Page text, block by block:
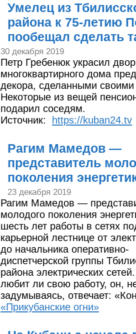
Умелец из
района к 75-летию
пообещал сделать
30 декабря 2019
Петр Гребенюк украсил двор
многоквартирного дома
декора, сделанными
Некоторые из вещей
подарил соседям.
Источник:
https://kuban24.tv
Рагим Мамедов —
представитель
поколения
23 декабря 2019
Рагим Мамедов —
молодого поколения
шесть лет работы в сетях
карьерной лестнице от
до начальника оперативно-
диспетчерской группы
района электрических
любит ли свою работу, он,
задумываясь, отвечает:
«Прикубанские огни»